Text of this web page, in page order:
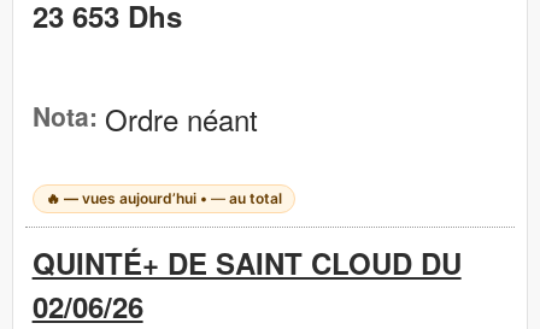
23 653 Dhs
Nota: Ordre néant
🔥 —vues aujourd’hui • —au total
QUINTÉ+ DE SAINT CLOUD DU
02/06/26